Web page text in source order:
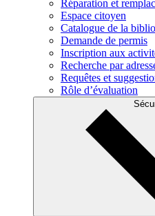
Réparation et
Espace citoyen
Catalogue de la
Demande de permis
Inscription aux
Recherche par
Requêtes et
Rôle d’évaluation